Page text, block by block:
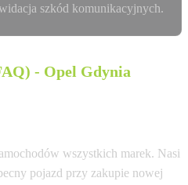
szkód komunikacyjnych.
- Opel Gdynia
wszystkich marek. Nasi
pojazd przy zakupie nowej